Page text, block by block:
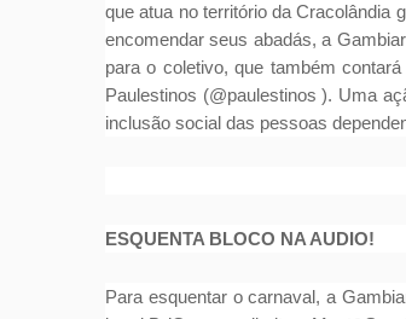
que atua no território da Cracolândia
encomendar seus abadás, a
para o coletivo, que também
Paulestinos (@paulestinos ). Uma
inclusão social das pessoas
ESQUENTA BLOCO NA AUDIO!
Para esquentar o carnaval, a